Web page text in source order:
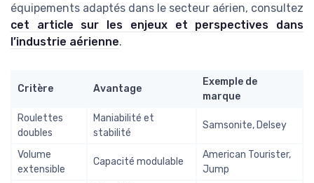
équipements adaptés dans le secteur aérien, consultez
cet article sur les enjeux et perspectives dans
l’industrie aérienne.
Critère Avantage
Exemple de
marque
Roulettes
doubles
Maniabilité et
stabilité
Samsonite, Delsey
Volume
extensible
Capacité modulable
American Tourister,
Jump